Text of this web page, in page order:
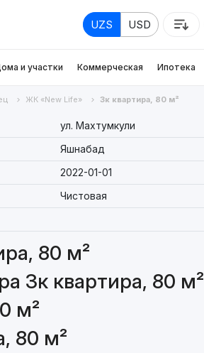
UZS USD
и участки Коммерческая Ипотека
ЖК «New Life» 3к квартира, 80 м²
ул. Махтумкули
Яшнабад
2022-01-01
Чистовая
80 м²
3к квартира, 80 м²
м²
80 м²